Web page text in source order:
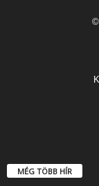
©
MÉG TÖBB HÍR